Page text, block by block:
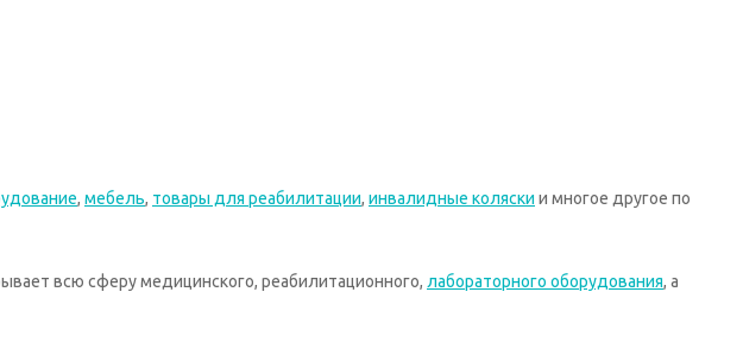
, мебель, товары для реабилитации, инвалидные коляски и многое другое по
всю сферу медицинского, реабилитационного, лабораторного оборудования, а